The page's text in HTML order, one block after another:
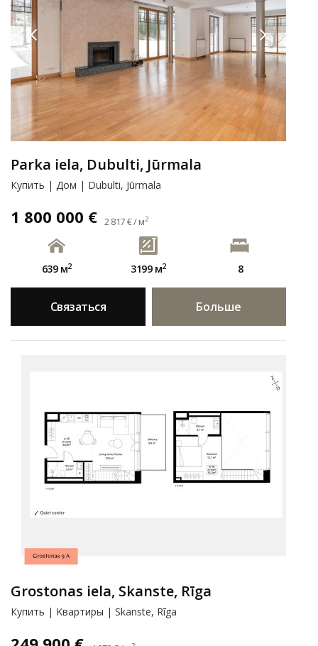
Parka iela, Dubulti, Jūrmala
Купить | Дом | Dubulti, Jūrmala
1 800 000 € 2 817 € / м2
639 м2 3199 м2 8
Связаться Больше
Grostonas iela, Skanste, Rīga
Купить | Kвартиры | Skanste, Rīga